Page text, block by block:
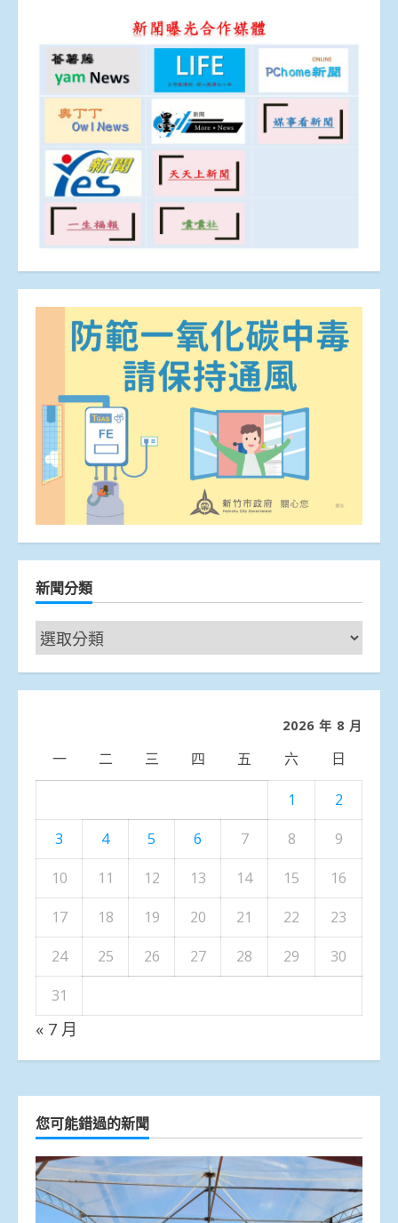
新聞分類
新
聞
分
2026 年 8 月
一 二 三 四 五 六 日
1
2
3
4 5 6 7 8
9
10
11 12 13 14 15
16
17
18 19 20 21 22
23
24
25 26 27 28 29
30
31
« 7 月
您可能錯過的新聞